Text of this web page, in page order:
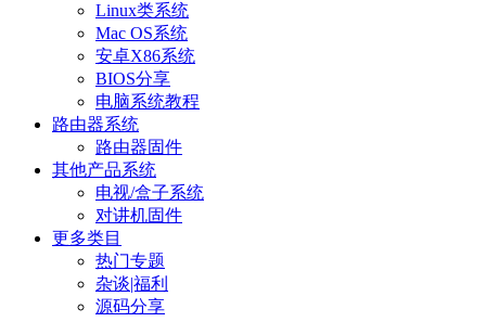
Linux类系统
Mac OS系统
安卓X86系统
BIOS分享
电脑系统教程
路由器系统
路由器固件
其他产品系统
电视/盒子系统
对讲机固件
更多类目
热门专题
杂谈|福利
源码分享